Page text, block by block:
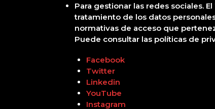
Para gestionar las redes sociales.
tratamiento de los datos
normativas de acceso que
Puede consultar las políticas de
Facebook
Twitter
Linkedin
YouTube
Instagram